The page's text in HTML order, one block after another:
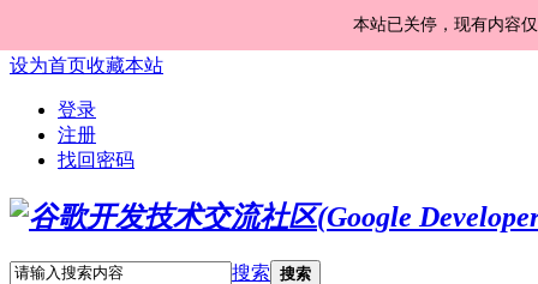
本站已关停，现有内容
设为首页收藏本站
登录
注册
找回密码
搜索 搜索